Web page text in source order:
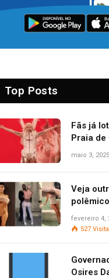
Top Posts
Fãs já
Praia de
para o
maio 3, 2025
Veja
Censori,
Kanye
fevereiro 4,
527
Osires